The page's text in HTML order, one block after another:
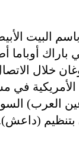
البيت
باراك أوباما
خلال
الأمريكية في
العرب)